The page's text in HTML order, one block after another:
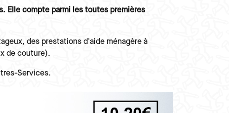
Elle compte parmi les toutes premières
des prestations d'aide ménagère à
de couture).
Services.